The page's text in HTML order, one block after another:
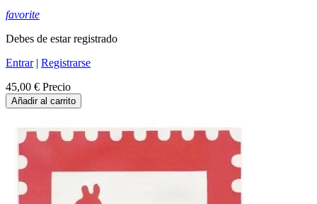
favorite
Debes de estar registrado
Entrar| Registrarse
45,00 € Precio
Añadir al carrito